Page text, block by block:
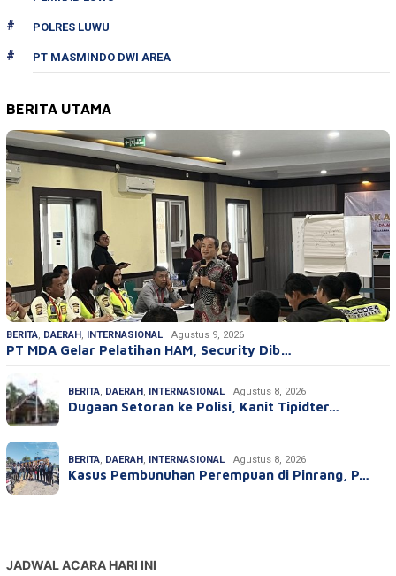
POLRES LUWU
PT MASMINDO DWI AREA
BERITA UTAMA
BERITA, DAERAH, INTERNASIONAL Agustus 9, 2026
PT MDA Gelar Pelatihan HAM, Security Dib…
BERITA, DAERAH, INTERNASIONAL Agustus 8, 2026
Dugaan Setoran ke Polisi, Kanit Tipidter…
BERITA, DAERAH, INTERNASIONAL Agustus 8, 2026
Kasus Pembunuhan Perempuan di Pinrang, P…